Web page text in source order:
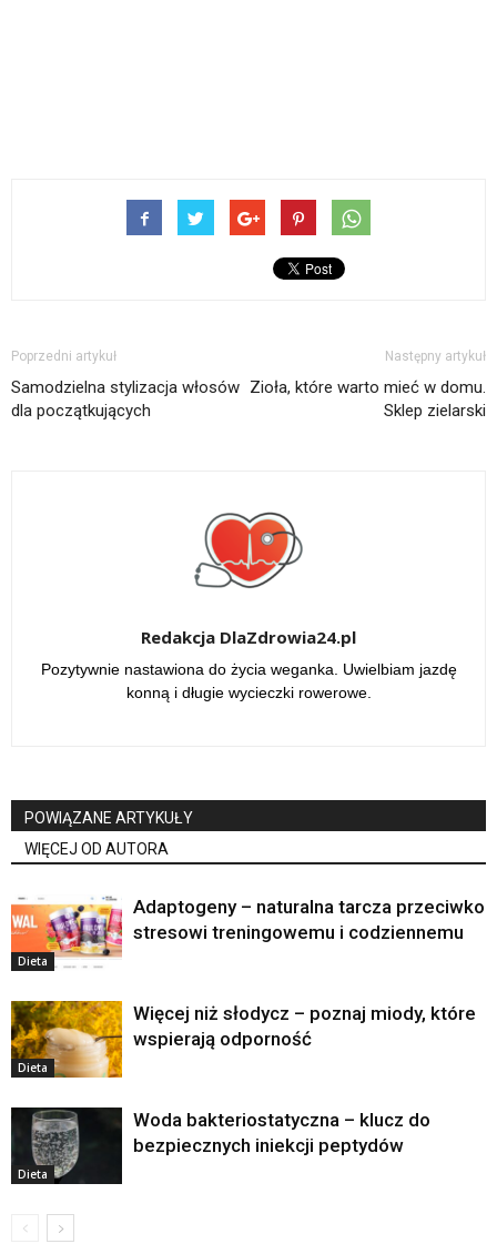
Poprzedni artykuł
Samodzielna stylizacja włosów
dla początkujących
Następny artykuł
Zioła, które warto mieć w domu.
Sklep zielarski
Redakcja DlaZdrowia24.pl
Pozytywnie nastawiona do życia weganka. Uwielbiam jazdę
konną i długie wycieczki rowerowe.
POWIĄZANE ARTYKUŁY
WIĘCEJ OD AUTORA
Dieta
Adaptogeny – naturalna tarcza przeciwko
stresowi treningowemu i codziennemu
Dieta
Więcej niż słodycz – poznaj miody, które
wspierają odporność
Dieta
Woda bakteriostatyczna – klucz do
bezpiecznych iniekcji peptydów